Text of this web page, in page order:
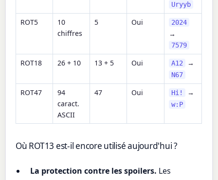
Uryyb
ROT5
10
chiffres
5 Oui 2024
→
7579
ROT18 26 + 10 13 + 5 Oui A12 →
N67
ROT47
94
caract.
ASCII
47 Oui Hi! →
w:P
Où ROT13 est-il encore utilisé aujourd'hui ?
La protection contre les spoilers. Les